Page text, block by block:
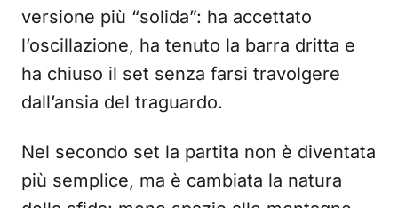
versione più “solida”: ha accettato
l’oscillazione, ha tenuto la barra dritta e
ha chiuso il set senza farsi travolgere
dall’ansia del traguardo.
Nel secondo set la partita non è diventata
più semplice, ma è cambiata la natura